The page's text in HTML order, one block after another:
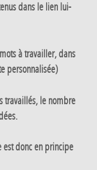
dans le lien lui-
à travailler, dans
personnalisée)
travaillés, le nombre
est donc en principe